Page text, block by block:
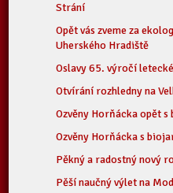
Strání
Opět vás zveme za
Uherského Hradiště
Oslavy 65. výročí
Otvírání rozhledny na
Ozvěny Horňácka opět
Ozvěny Horňácka s
Pěkný a radostný nový
Pěší naučný výlet na